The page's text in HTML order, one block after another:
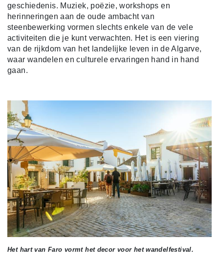
geschiedenis. Muziek, poëzie, workshops en
herinneringen aan de oude ambacht van
steenbewerking vormen slechts enkele van de vele
activiteiten die je kunt verwachten. Het is een viering
van de rijkdom van het landelijke leven in de Algarve,
waar wandelen en culturele ervaringen hand in hand
gaan.
Het hart van Faro vormt het decor voor het wandelfestival.